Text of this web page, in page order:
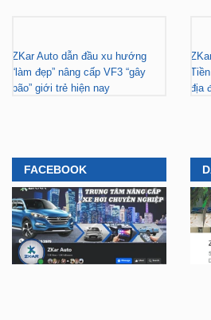
ZKar Auto dẫn đầu xu hướng
“làm đẹp” nâng cấp VF3 “gây
bão” giới trẻ hiện nay
địa
FACEBOOK